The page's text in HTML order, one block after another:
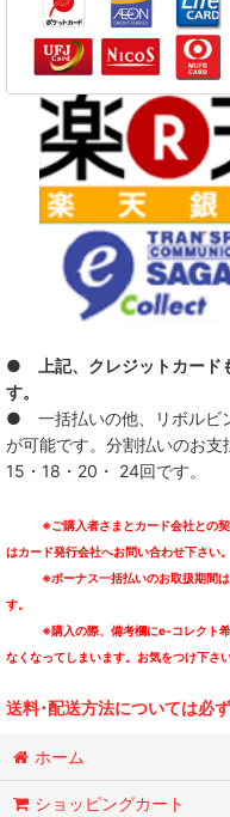
● 上記、クレジットカード
す。
● 一括払いの他、リボルビ
が可能です。分割払いのお
15・18・20・ 24回です。
※ご購入者さまとカード会社との契約
はカード発行会社へお問い合わせ下さい。
※ボーナス一括払いのお取扱期間は
す。
※購入の際、備考欄にe-コレクト希望
なくなってしまいます。お気をつけ下さい
送料･配送方法については必
ホーム
ショッピングカート